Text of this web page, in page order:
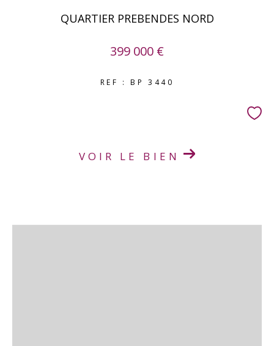
QUARTIER PREBENDES NORD
399 000 €
REF : BP 3440
VOIR LE BIEN